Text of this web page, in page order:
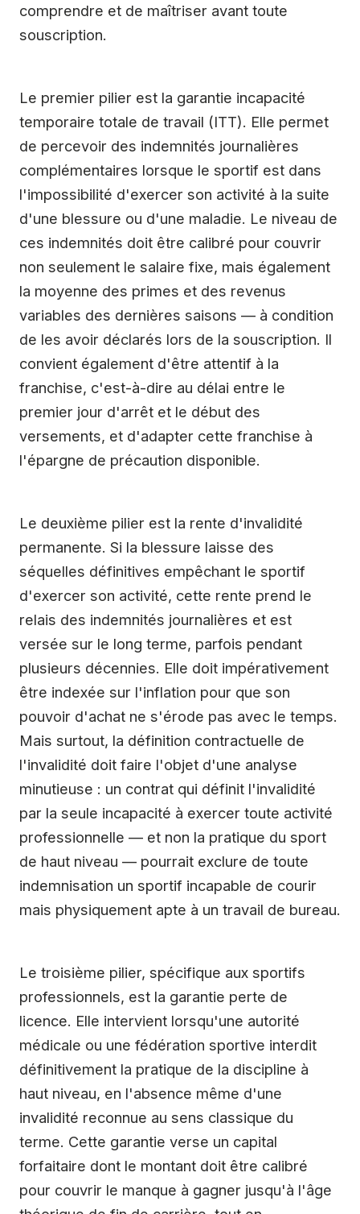
comprendre et de maîtriser avant toute
souscription.
Le premier pilier est la garantie incapacité
temporaire totale de travail (ITT). Elle permet
de percevoir des indemnités journalières
complémentaires lorsque le sportif est dans
l'impossibilité d'exercer son activité à la suite
d'une blessure ou d'une maladie. Le niveau de
ces indemnités doit être calibré pour couvrir
non seulement le salaire fixe, mais également
la moyenne des primes et des revenus
variables des dernières saisons — à condition
de les avoir déclarés lors de la souscription. Il
convient également d'être attentif à la
franchise, c'est-à-dire au délai entre le
premier jour d'arrêt et le début des
versements, et d'adapter cette franchise à
l'épargne de précaution disponible.
Le deuxième pilier est la rente d'invalidité
permanente. Si la blessure laisse des
séquelles définitives empêchant le sportif
d'exercer son activité, cette rente prend le
relais des indemnités journalières et est
versée sur le long terme, parfois pendant
plusieurs décennies. Elle doit impérativement
être indexée sur l'inflation pour que son
pouvoir d'achat ne s'érode pas avec le temps.
Mais surtout, la définition contractuelle de
l'invalidité doit faire l'objet d'une analyse
minutieuse : un contrat qui définit l'invalidité
par la seule incapacité à exercer toute activité
professionnelle — et non la pratique du sport
de haut niveau — pourrait exclure de toute
indemnisation un sportif incapable de courir
mais physiquement apte à un travail de bureau.
Le troisième pilier, spécifique aux sportifs
professionnels, est la garantie perte de
licence. Elle intervient lorsqu'une autorité
médicale ou une fédération sportive interdit
définitivement la pratique de la discipline à
haut niveau, en l'absence même d'une
invalidité reconnue au sens classique du
terme. Cette garantie verse un capital
forfaitaire dont le montant doit être calibré
pour couvrir le manque à gagner jusqu'à l'âge